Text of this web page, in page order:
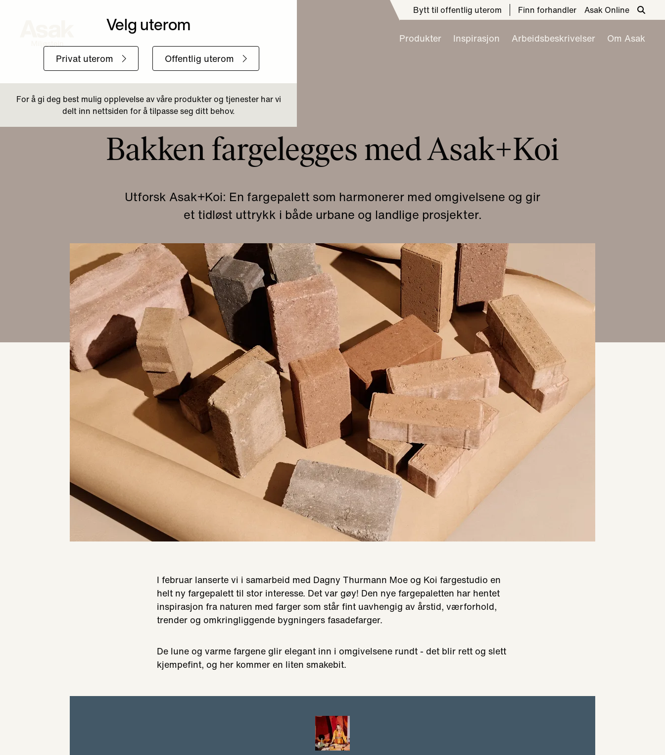
Bytt til offentlig uterom Finn forhandler Asak Online
Produkter Inspirasjon Arbeidsbeskrivelser Om Asak
Tilbake til Aktuelt
Bakken fargelegges med Asak+Koi
Utforsk Asak+Koi: En fargepalett som harmonerer med omgivelsene og gir
et tidløst uttrykk i både urbane og landlige prosjekter.
I februar lanserte vi i samarbeid med Dagny Thurmann Moe og Koi fargestudio en
helt ny fargepalett til stor interesse. Det var gøy! Den nye fargepaletten har hentet
inspirasjon fra naturen med farger som står fint uavhengig av årstid, værforhold,
trender og omkringliggende bygningers fasadefarger.
De lune og varme fargene glir elegant inn i omgivelsene rundt - det blir rett og slett
kjempefint, og her kommer en liten smakebit.